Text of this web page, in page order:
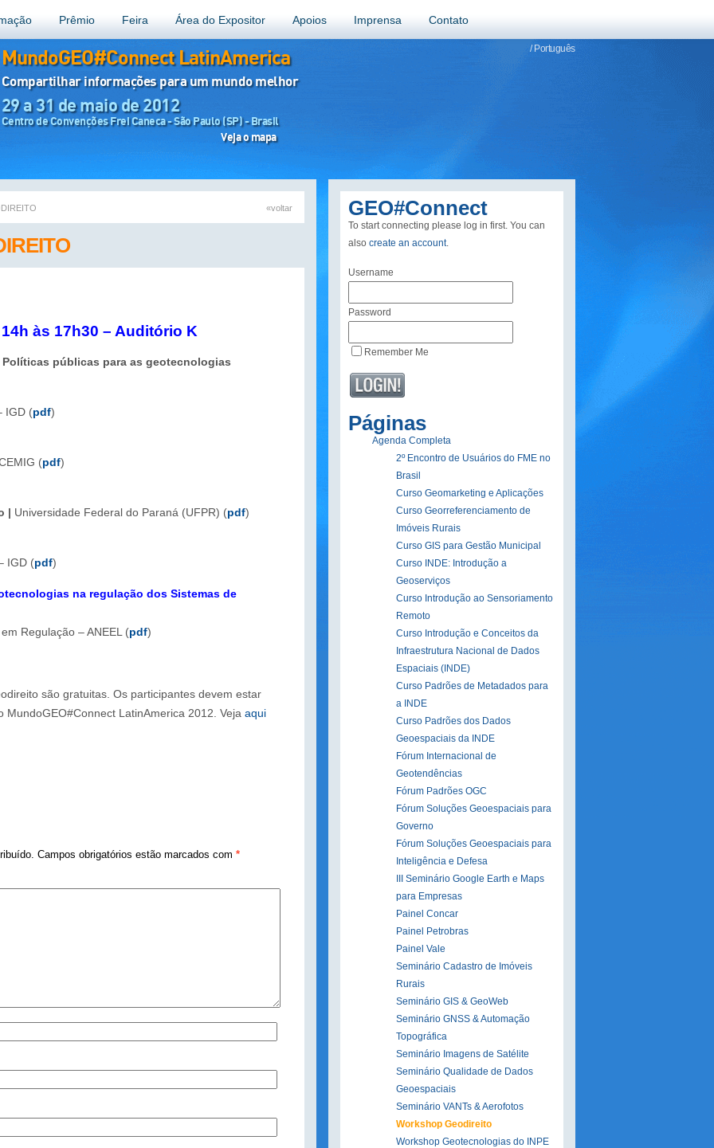
Prêmio Feira Área do Expositor Apoios Imprensa Contato
MundoGEO#Connect LatinAmerica
Compartilhar informações para um mundo melhor
29 a 31 de maio de 2012
Centro de Convenções Frei Caneca - São Paulo (SP) - Brasil
Veja o mapa
/ Português
«voltar
às 17h30 – Auditório K
públicas para as geotecnologias
IGD (pdf)
(pdf)
| Universidade Federal do Paraná (UFPR) (pdf)
IGD (pdf)
na regulação dos Sistemas de
Regulação – ANEEL (pdf)
são gratuitas. Os participantes devem estar
LatinAmerica 2012. Veja aqui
Campos obrigatórios estão marcados com *
GEO#Connect
To start connecting please log in first. You can
also create an account.
Username
Password
Remember Me
Páginas
Agenda Completa
2º Encontro de Usuários do FME no
Brasil
Curso Geomarketing e Aplicações
Curso Georreferenciamento de
Imóveis Rurais
Curso GIS para Gestão Municipal
Curso INDE: Introdução a
Geoserviços
Curso Introdução ao Sensoriamento
Remoto
Curso Introdução e Conceitos da
Infraestrutura Nacional de Dados
Espaciais (INDE)
Curso Padrões de Metadados para
a INDE
Curso Padrões dos Dados
Geoespaciais da INDE
Fórum Internacional de
Geotendências
Fórum Padrões OGC
Fórum Soluções Geoespaciais para
Governo
Fórum Soluções Geoespaciais para
Inteligência e Defesa
III Seminário Google Earth e Maps
para Empresas
Painel Concar
Painel Petrobras
Painel Vale
Seminário Cadastro de Imóveis
Rurais
Seminário GIS & GeoWeb
Seminário GNSS & Automação
Topográfica
Seminário Imagens de Satélite
Seminário Qualidade de Dados
Geoespaciais
Seminário VANTs & Aerofotos
Workshop Geodireito
Workshop Geotecnologias do INPE